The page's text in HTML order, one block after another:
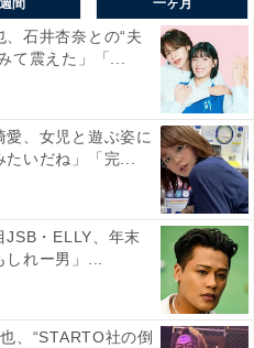
間 一ヶ月
、石井杏奈との“夫
て震えた」「...
愛、女児と遊ぶ姿に
たいだね」「完...
JSB・ELLY、年末
しれー男」...
、“STARTO社の倒